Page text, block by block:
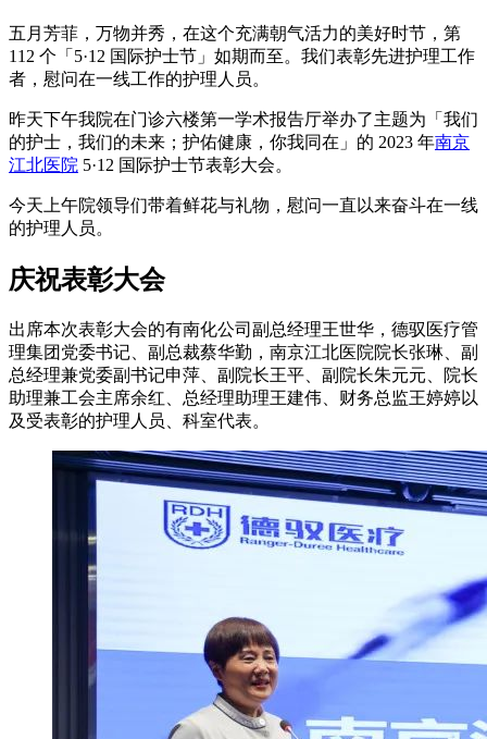
五月芳菲，万物并秀，在这个充满朝气活力的美好时节，第
112 个「5·12 国际护士节」如期而至。我们表彰先进护理工作
者，慰问在一线工作的护理人员。
昨天下午我院在门诊六楼第一学术报告厅举办了主题为「我们
的护士，我们的未来；护佑健康，你我同在」的 2023 年南京
江北医院 5·12 国际护士节表彰大会。
今天上午院领导们带着鲜花与礼物，慰问一直以来奋斗在一线
的护理人员。
庆祝表彰大会
出席本次表彰大会的有南化公司副总经理王世华，德驭医疗管
理集团党委书记、副总裁蔡华勤，南京江北医院院长张琳、副
总经理兼党委副书记申萍、副院长王平、副院长朱元元、院长
助理兼工会主席余红、总经理助理王建伟、财务总监王婷婷以
及受表彰的护理人员、科室代表。